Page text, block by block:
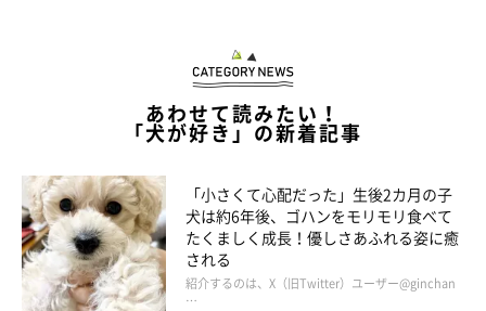
あわせて読みたい！
「犬が好き」の新着記事
「小さくて心配だった」生後2カ月の子
犬は約6年後、ゴハンをモリモリ食べて
たくましく成長！優しさあふれる姿に癒
される
紹介するのは、X（旧Twitter）ユーザー@ginchan
…